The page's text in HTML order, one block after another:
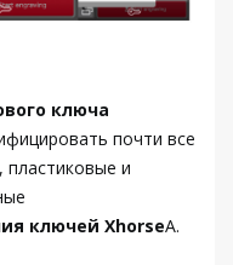
ключа
почти все
и
ключей XhorseА.